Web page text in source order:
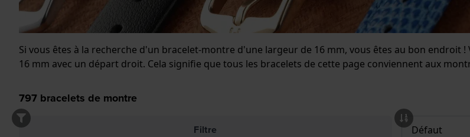
Si vous êtes à la recherche d'un bracelet-montre d'une largeur de 16 mm, vous êtes au bon
16 mm avec un départ droit. Cela signifie que tous les bracelets de cette page conviennent aux
797 bracelets de montre
Filtre